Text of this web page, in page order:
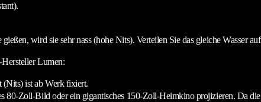
wird sie sehr nass (hohe Nits). Verteilen Sie das gleiche Wasser
Lumen:
ist ab Werk fixiert.
80-Zoll-Bild oder ein gigantisches 150-Zoll-Heimkino projizieren. Da